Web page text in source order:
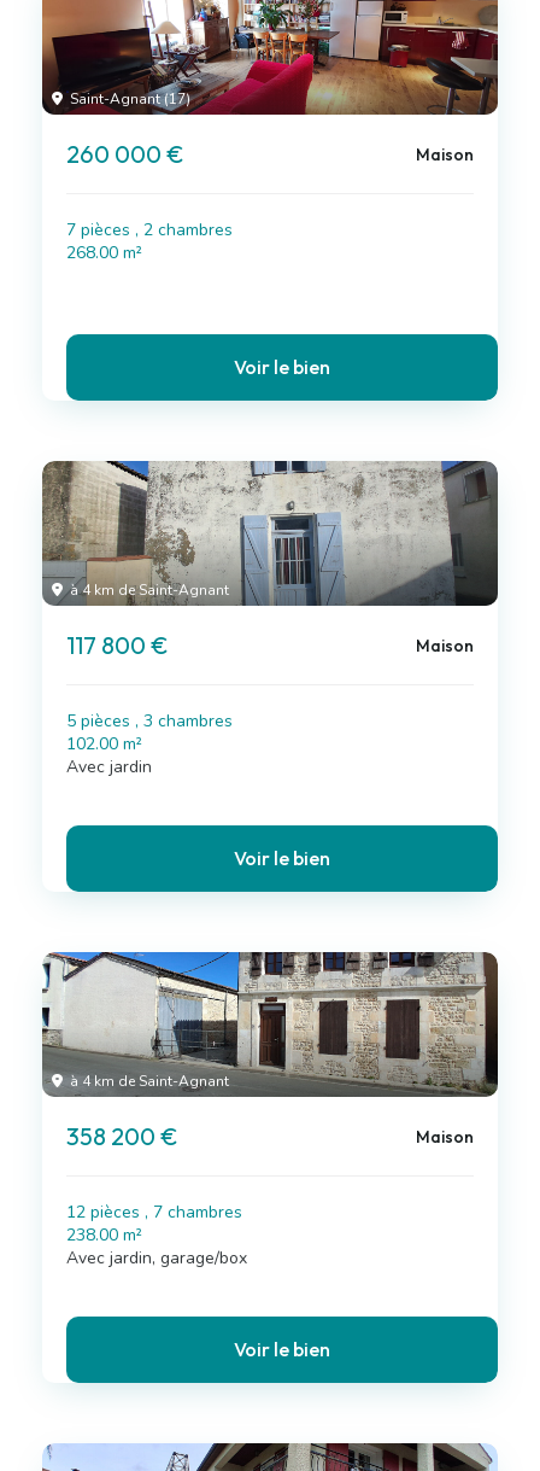
Saint-Agnant (17)
260 000 € Maison
7 pièces , 2 chambres
268.00 m²
Voir le bien
à 4 km de Saint-Agnant
117 800 € Maison
5 pièces , 3 chambres
102.00 m²
Avec jardin
Voir le bien
à 4 km de Saint-Agnant
358 200 € Maison
12 pièces , 7 chambres
238.00 m²
Avec jardin, garage/box
Voir le bien